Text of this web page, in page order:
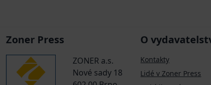
Zoner Press
ZONER a.s.
Nové sady 18
O
Kontakty
Lidé v Zoner Press